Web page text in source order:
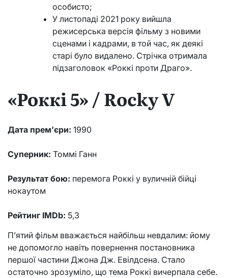
особисто;
У листопаді 2021 року вийшла
режисерська версія фільму з новими
сценами і кадрами, в той час, як деякі
старі було видалено. Стрічка отримала
підзаголовок «Роккі проти Драго».
«Роккі 5» / Rocky V
Дата прем’єри: 1990
Суперник: Томмі Ганн
Результат бою: перемога Роккі у вуличній бійці
нокаутом
Рейтинг IMDb: 5,3
П’ятий фільм вважається найбільш невдалим: йому
не допомогло навіть повернення постановника
першої частини Джона Дж. Евілдсена. Стало
остаточно зрозуміло, що тема Роккі вичерпала себе.